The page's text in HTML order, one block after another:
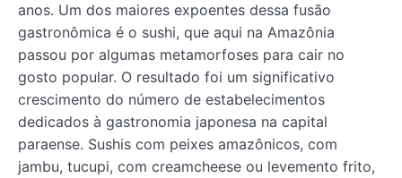
anos. Um dos maiores expoentes dessa fusão
gastronômica é o sushi, que aqui na Amazônia
passou por algumas metamorfoses para cair no
gosto popular. O resultado foi um significativo
crescimento do número de estabelecimentos
dedicados à gastronomia japonesa na capital
paraense. Sushis com peixes amazônicos, com
jambu, tucupi, com creamcheese ou levemento frito,